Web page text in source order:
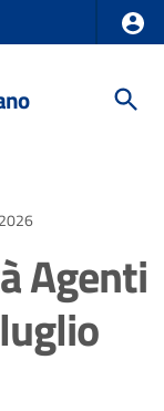
Agenti